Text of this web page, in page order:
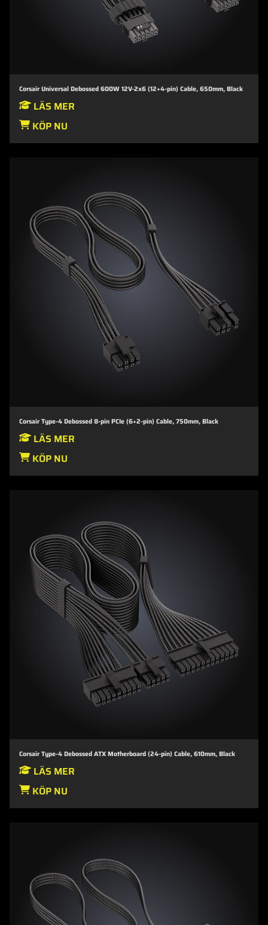
Corsair Universal Debossed 600W 12V-2x6 (12+4-pin) Cable, 650mm, Black
LÄS MER
KÖP NU
Corsair Type-4 Debossed 8-pin PCIe (6+2-pin) Cable, 750mm, Black
LÄS MER
KÖP NU
Corsair Type-4 Debossed ATX Motherboard (24-pin) Cable, 610mm, Black
LÄS MER
KÖP NU